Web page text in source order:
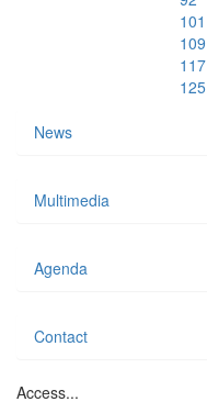
101
109
117
125
News
Multimedia
Agenda
Contact
Access...